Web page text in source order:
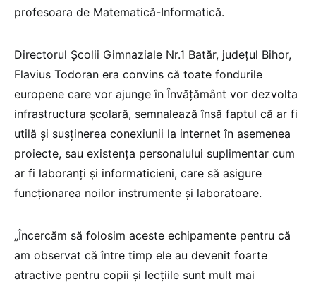
profesoara de Matematică-Informatică.
Directorul Școlii Gimnaziale Nr.1 Batăr, județul Bihor,
Flavius Todoran era convins că toate fondurile
europene care vor ajunge în Învățământ vor dezvolta
infrastructura școlară, semnalează însă faptul că ar fi
utilă și susținerea conexiunii la internet în asemenea
proiecte, sau existența personalului suplimentar cum
ar fi laboranți și informaticieni, care să asigure
funcționarea noilor instrumente și laboratoare.
„Încercăm să folosim aceste echipamente pentru că
am observat că între timp ele au devenit foarte
atractive pentru copii și lecțiile sunt mult mai